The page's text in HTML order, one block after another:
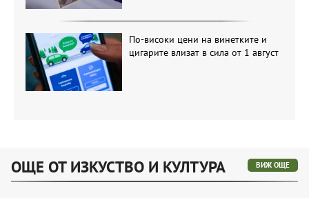
По-високи цени на винетките и
цигарите влизат в сила от 1 август
ОЩЕ ОТ ИЗКУСТВО И КУЛТУРА ВИЖ ОЩЕ